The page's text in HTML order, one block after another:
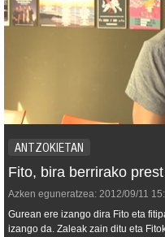
ANTZOKIETAN
Fito, bira berrirako prest
Azken eguneratzea: 2012/09/11
Gurean ere izango dira Fito eta
izango da. Zaleak zain ditu eta